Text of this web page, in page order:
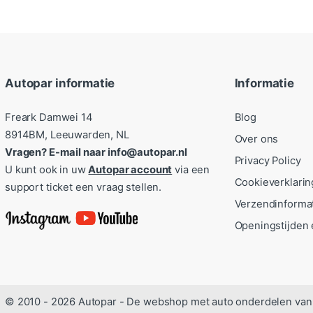
Autopar informatie
Freark Damwei 14
8914BM, Leeuwarden, NL
Vragen? E-mail naar info@autopar.nl
U kunt ook in uwAutopar account via een
support ticket een vraag stellen.
Informatie
Blog
Over ons
Privacy Policy
Openingstijden
© 2010 - 2026 Autopar - De webshop met auto onderdelen